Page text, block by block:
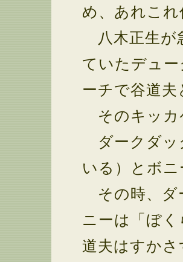
め、あれこ
八木正生が
ていたデュ
ーチで谷道
そのキッカ
ダークダッ
いる）とボ
その時、ダ
ニーは「ぼ
道夫はすか